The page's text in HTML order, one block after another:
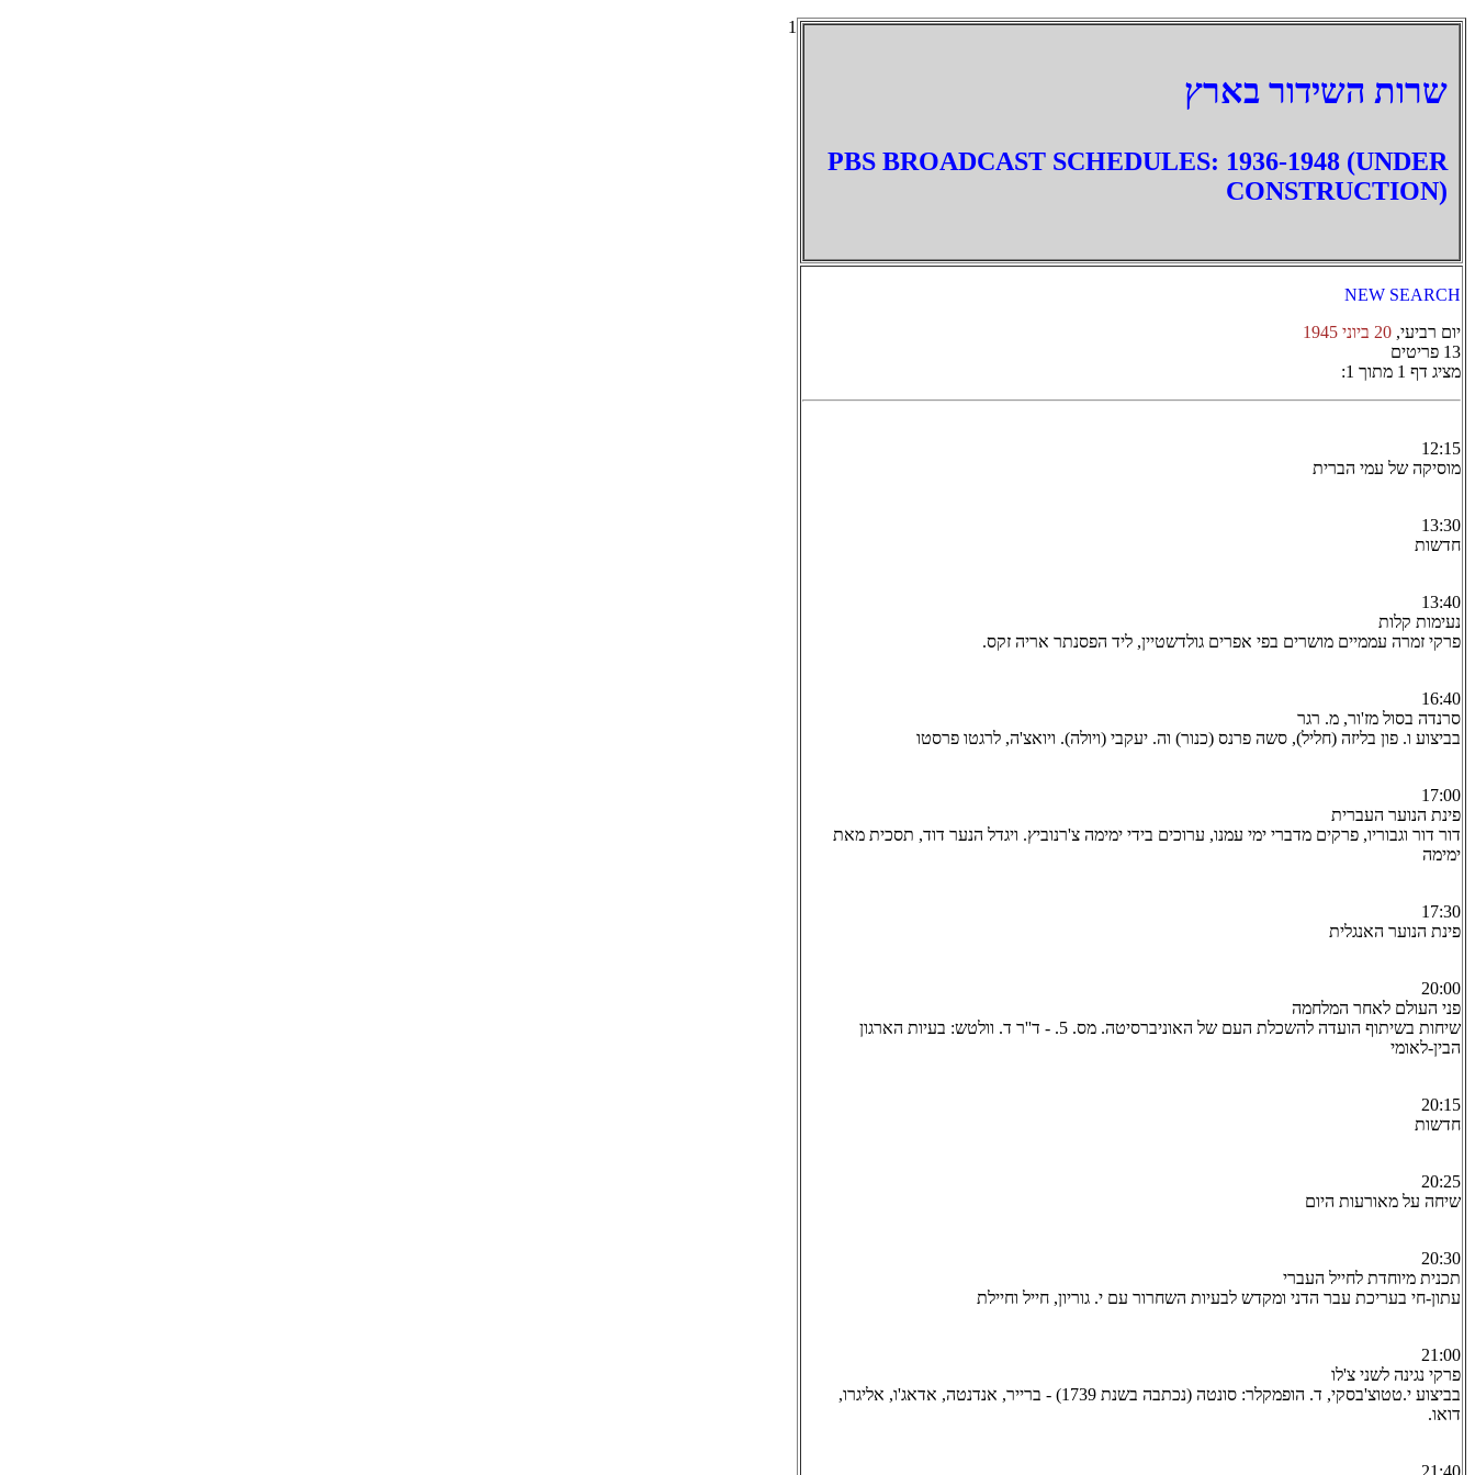
‏שרות השידור בארץ
PBS BROADCAST SCHEDULES: 1936-1948 (UNDER
CONSTRUCTION)
NEW SEARCH
יום רביעי, 20 ביוני 1945
13 פריטים
מציג דף 1 מתוך 1:
12:15
מוסיקה של עמי הברית
13:30
חדשות
13:40
נעימות קלות
פרקי זמרה עממיים מושרים בפי אפרים גולדשטיין, ליד הפסנתר אריה זקס.
16:40
סרנדה בסול מז'ור, מ. רגר
בביצוע ו. פון בליזה (חליל), סשה פרנס (כנור) וה. יעקבי (ויולה). ויואצ'ה, לרגטו פרסטו
17:00
פינת הנוער העברית
דור דור וגבוריו, פרקים מדברי ימי עמנו, ערוכים בידי ימימה צ'רנוביץ. ויגדל הנער דוד, תסכית מאת
ימימה
17:30
פינת הנוער האנגלית
20:00
פני העולם לאחר המלחמה
שיחות בשיתוף הועדה להשכלת העם של האוניברסיטה. מס. 5. - ד''ר ד. וולטש: בעיות הארגון
הבין-לאומי
20:15
חדשות
20:25
שיחה על מאורעות היום
20:30
תכנית מיוחדת לחייל העברי
עתון-חי בעריכת עבר הדני ומקדש לבעיות השחרור עם י. גוריון, חייל וחיילת
21:00
פרקי נגינה לשני צ'לו
בביצוע י.טטוצ'בסקי, ד. הופמקלר: סונטה (נכתבה בשנת 1739) - ברייר, אנדנטה, אדאג'ו, אליגרו,
דואו.
21:40
1